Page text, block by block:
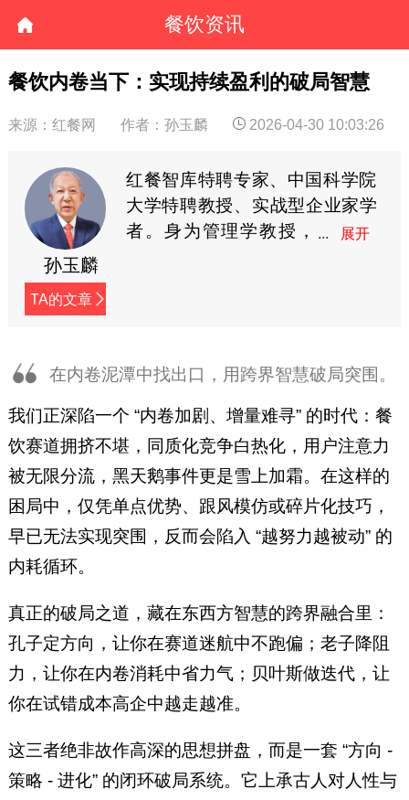
餐饮资讯
餐饮内卷当下：实现持续盈利的破局智慧
来源：红餐网 作者：孙玉麟 2026-04-30 10:03:26
孙玉麟
TA的文章
红餐智库特聘专家、中国科学院
大学特聘教授、实战型企业家学
者。身为管理学教授，
理，国家经贸委技术与装备司处
长，深圳建材集团董事长，赛格
集团董事长，富士康科技集团总
表文章30多篇，3 次荣获国家科
技进步奖，6 次荣获企业现代化
管理创新成果奖。1992年享受国
在内卷泥潭中找出口，用跨界智慧破局突围。
我们正深陷一个 “内卷加剧、增量难寻” 的时代：餐
饮赛道拥挤不堪，同质化竞争白热化，用户注意力
被无限分流，黑天鹅事件更是雪上加霜。在这样的
困局中，仅凭单点优势、跟风模仿或碎片化技巧，
早已无法实现突围，反而会陷入 “越努力越被动” 的
内耗循环。
真正的破局之道，藏在东西方智慧的跨界融合里：
孔子定方向，让你在赛道迷航中不跑偏；老子降阻
力，让你在内卷消耗中省力气；贝叶斯做迭代，让
你在试错成本高企中越走越准。
这三者绝非故作高深的思想拼盘，而是一套 “方向 -
策略 - 进化” 的闭环破局系统。它上承古人对人性与